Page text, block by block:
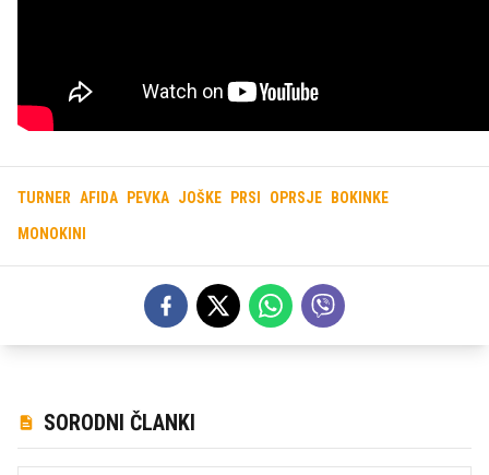
TURNER AFIDA PEVKA JOŠKE PRSI OPRSJE BOKINKE
MONOKINI
SORODNI ČLANKI